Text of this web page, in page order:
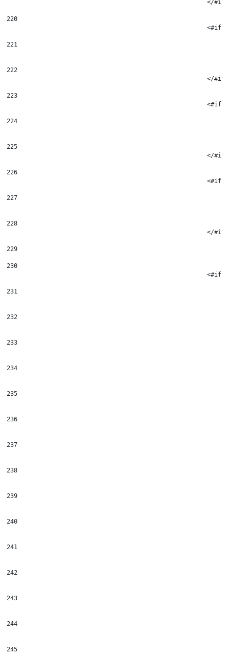
</
220
221
222
223
224
225
</
226
227
228
</
229
230
231
232
233
234
235
236
237
238
239
240
241
242
243
244
245